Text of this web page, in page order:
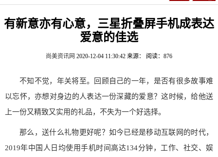
有新意亦有心意，三星折叠屏手机成表达
爱意的佳选
尚美资讯网 2020-12-04 11:30:42 来源： 阅读：876
不知不觉，年关将至。回顾自己的一年，是否有很多故事难
以忘怀，亦想对身边的人表达一份深藏的爱意？这时候，给他送
上一份又精致又实用的礼品，不失为一个好选择。
那么，送什么礼物更好呢？如今已经是移动互联网的时代，
2019年中国人日均使用手机时间高达134分钟，工作、社交、娱